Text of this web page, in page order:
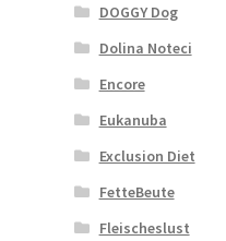
DOGGY Dog
Dolina Noteci
Encore
Eukanuba
Exclusion Diet
FetteBeute
Fleischeslust